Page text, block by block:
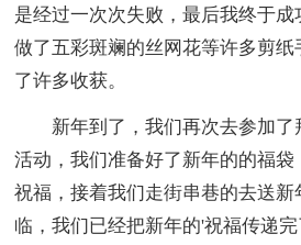
是经过一次次失败，最后我终于成
做了五彩斑斓的丝网花等许多剪纸
了许多收获。
新年到了，我们再次去参加了
活动，我们准备好了新年的的福
祝福，接着我们走街串巷的去送
临，我们已经把新年的'祝福传递